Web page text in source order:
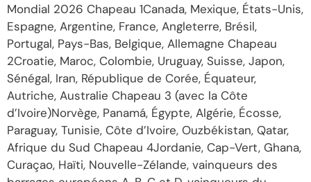
Mondial 2026 Chapeau 1Canada, Mexique, États-Unis,
Espagne, Argentine, France, Angleterre, Brésil,
Portugal, Pays-Bas, Belgique, Allemagne Chapeau
2Croatie, Maroc, Colombie, Uruguay, Suisse, Japon,
Sénégal, Iran, République de Corée, Équateur,
Autriche, Australie Chapeau 3 (avec la Côte
d’Ivoire)Norvège, Panamá, Égypte, Algérie, Écosse,
Paraguay, Tunisie, Côte d’Ivoire, Ouzbékistan, Qatar,
Afrique du Sud Chapeau 4Jordanie, Cap-Vert, Ghana,
Curaçao, Haïti, Nouvelle-Zélande, vainqueurs des